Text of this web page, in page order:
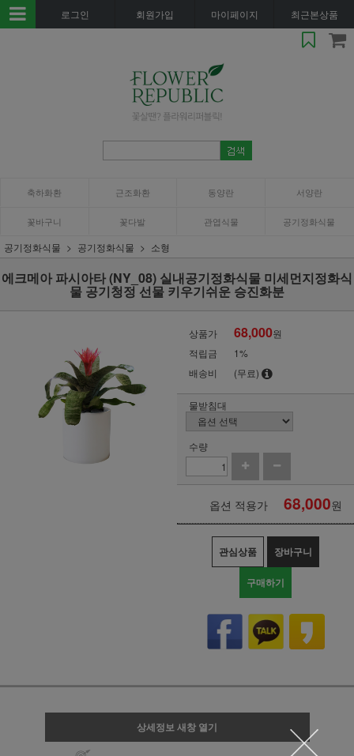
로그인 회원가입 마이페이지 최근본상품
축하화환 근조화환 동양란 서양란
꽃바구니 꽃다발 관엽식물 공기정화식물
공기정화식물 공기정화식물 소형
에크메아 파시아타 (NY_08) 실내공기정화식물 미세먼지정화식
물 공기청정 선물 키우기쉬운 승진화분
상품가 68,000원
적립금
1%
배송비
(무료)
물받침대
수량
옵션 적용가 68,000원
관심상품 장바구니
구매하기
상세정보 새창 열기